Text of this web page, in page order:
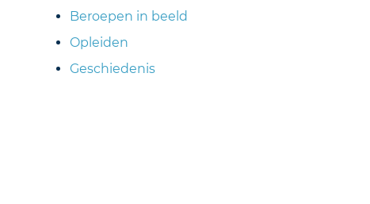
Beroepen in beeld
Opleiden
Geschiedenis